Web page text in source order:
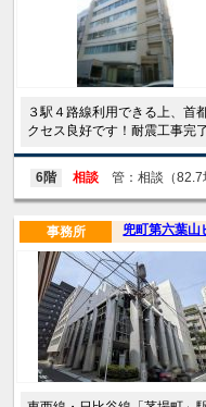
３駅４路線利用できる上、首
クセス良好です！耐震工事完
6階 相談 管：相談（82.7
兜町第六葉山
事務所